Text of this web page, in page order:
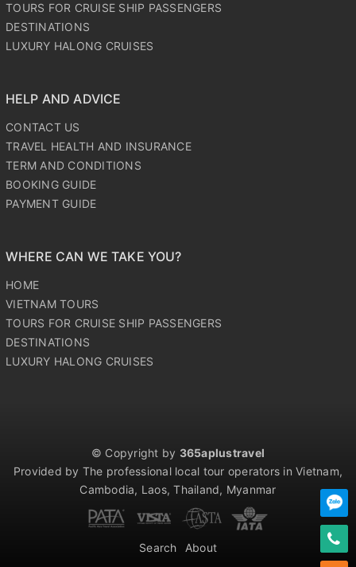
TOURS FOR CRUISE SHIP PASSENGERS
DESTINATIONS
LUXURY HALONG CRUISES
HELP AND ADVICE
CONTACT US
TRAVEL HEALTH AND INSURANCE
TERM AND CONDITIONS
BOOKING GUIDE
PAYMENT GUIDE
WHERE CAN WE TAKE YOU?
HOME
VIETNAM TOURS
TOURS FOR CRUISE SHIP PASSENGERS
DESTINATIONS
LUXURY HALONG CRUISES
© Copyright by 365aplustravel
Provided by The professional local tour operators in Vietnam,
Cambodia, Laos, Thailand, Myanmar
Search About